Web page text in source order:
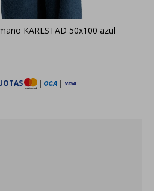
KARLSTAD 50x100 azul
| |